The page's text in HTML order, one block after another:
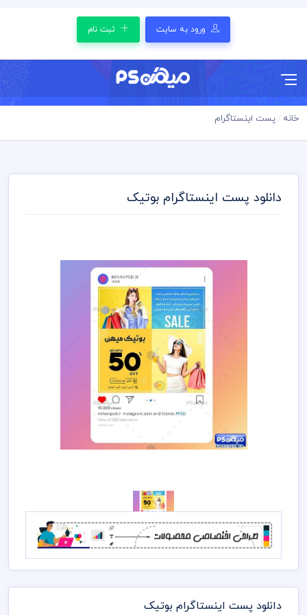
ورود به سایت ثبت نام
خانه پست اینستاگرام
دانلود پست اینستاگرام بوتیک
دانلود پست اینستاگرام بوتیک